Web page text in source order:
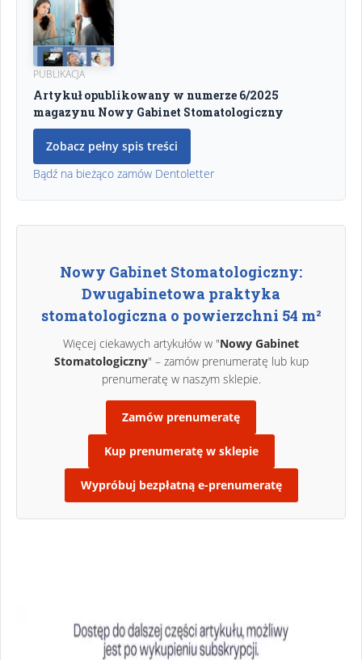
PUBLIKACJA
Artykuł opublikowany w numerze 6/2025
magazynu Nowy Gabinet Stomatologiczny
Zobacz pełny spis treści
Bądź na bieżąco zamów Dentoletter
Nowy Gabinet Stomatologiczny:
Dwugabinetowa praktyka
stomatologiczna o powierzchni 54 m²
Więcej ciekawych artykułów w "Nowy Gabinet
Stomatologiczny" – zamów prenumeratę lub kup
prenumeratę w naszym sklepie.
Zamów prenumeratę
Kup prenumeratę w sklepie
Wypróbuj bezpłatną e-prenumeratę